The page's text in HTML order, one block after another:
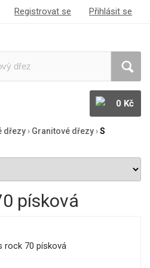
Registrovat se Přihlásit se
0 Kč
dřezy› Granitové dřezy›S
písková